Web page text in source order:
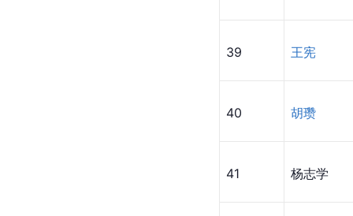
39 王宪
40 胡瓒
41 杨志学